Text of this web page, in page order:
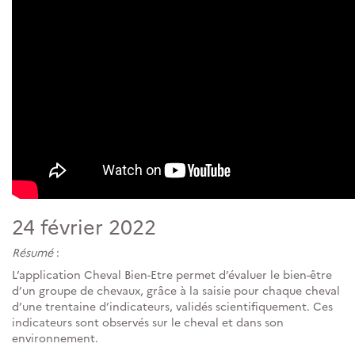
24 février 2022
Résumé:
L’application Cheval Bien-Etre permet d’évaluer le bien-être
d’un groupe de chevaux, grâce à la saisie pour chaque cheval
d’une trentaine d’indicateurs, validés scientifiquement. Ces
indicateurs sont observés sur le cheval et dans son
environnement.